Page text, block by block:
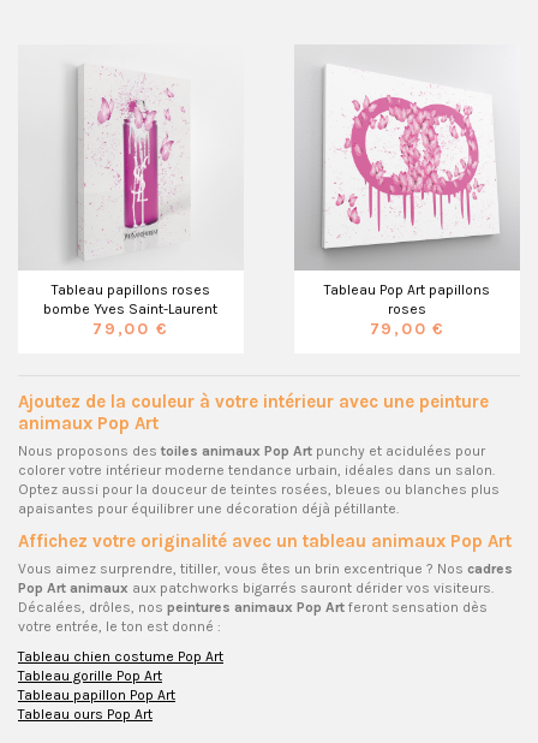
Tableau papillons roses
bombe Yves Saint-Laurent
79,00 €
Tableau Pop Art papillons
roses
79,00 €
Ajoutez de la couleur à votre intérieur avec une peinture
animaux Pop Art
Nous proposons des toiles animaux Pop Art punchy et acidulées pour
colorer votre intérieur moderne tendance urbain, idéales dans un salon.
Optez aussi pour la douceur de teintes rosées, bleues ou blanches plus
apaisantes pour équilibrer une décoration déjà pétillante.
Affichez votre originalité avec un tableau animaux Pop Art
Vous aimez surprendre, titiller, vous êtes un brin excentrique ? Nos cadres
Pop Art animaux aux patchworks bigarrés sauront dérider vos visiteurs.
Décalées, drôles, nos peintures animaux Pop Art feront sensation dès
votre entrée, le ton est donné :
Tableau chien costume Pop Art
Tableau gorille Pop Art
Tableau papillon Pop Art
Tableau ours Pop Art